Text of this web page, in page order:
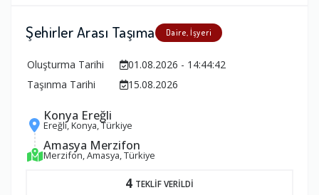
Şehirler Arası Taşıma Daire, İşyeri
Oluşturma Tarihi
01.08.2026 - 14:44:42
Taşınma Tarihi
15.08.2026
Konya Ereğli
Ereğli, Konya, Türkiye
Amasya Merzifon
Merzifon, Amasya, Türkiye
4 TEKLİF VERİLDİ